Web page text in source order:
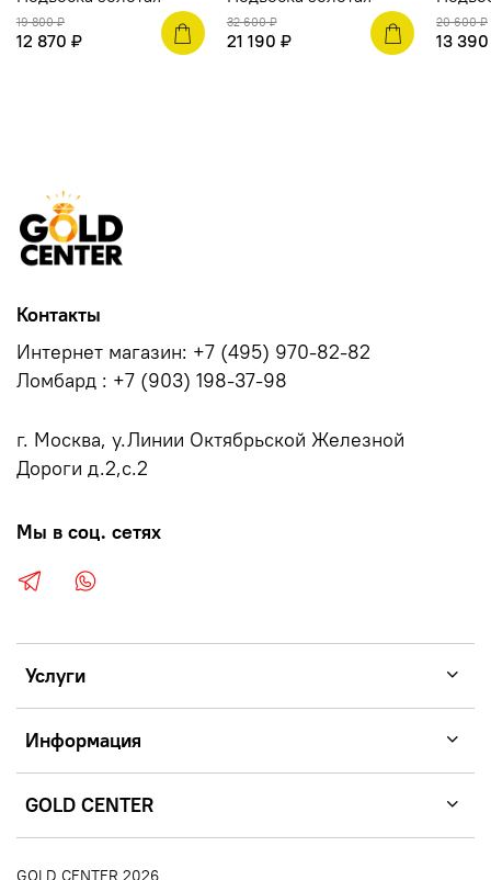
19 800 ₽
12 870 ₽
32 600 ₽
21 190 ₽
20 600 ₽
13
Услуги
Информация
GOLD CENTER
Контакты
Интернет магазин: +7 (495) 970-82-82
Ломбард : +7 (903) 198-37-98
г. Москва, у.Линии Октябрьской Железной
Дороги д.2,с.2
Мы в соц. сетях
GOLD CENTER 2026